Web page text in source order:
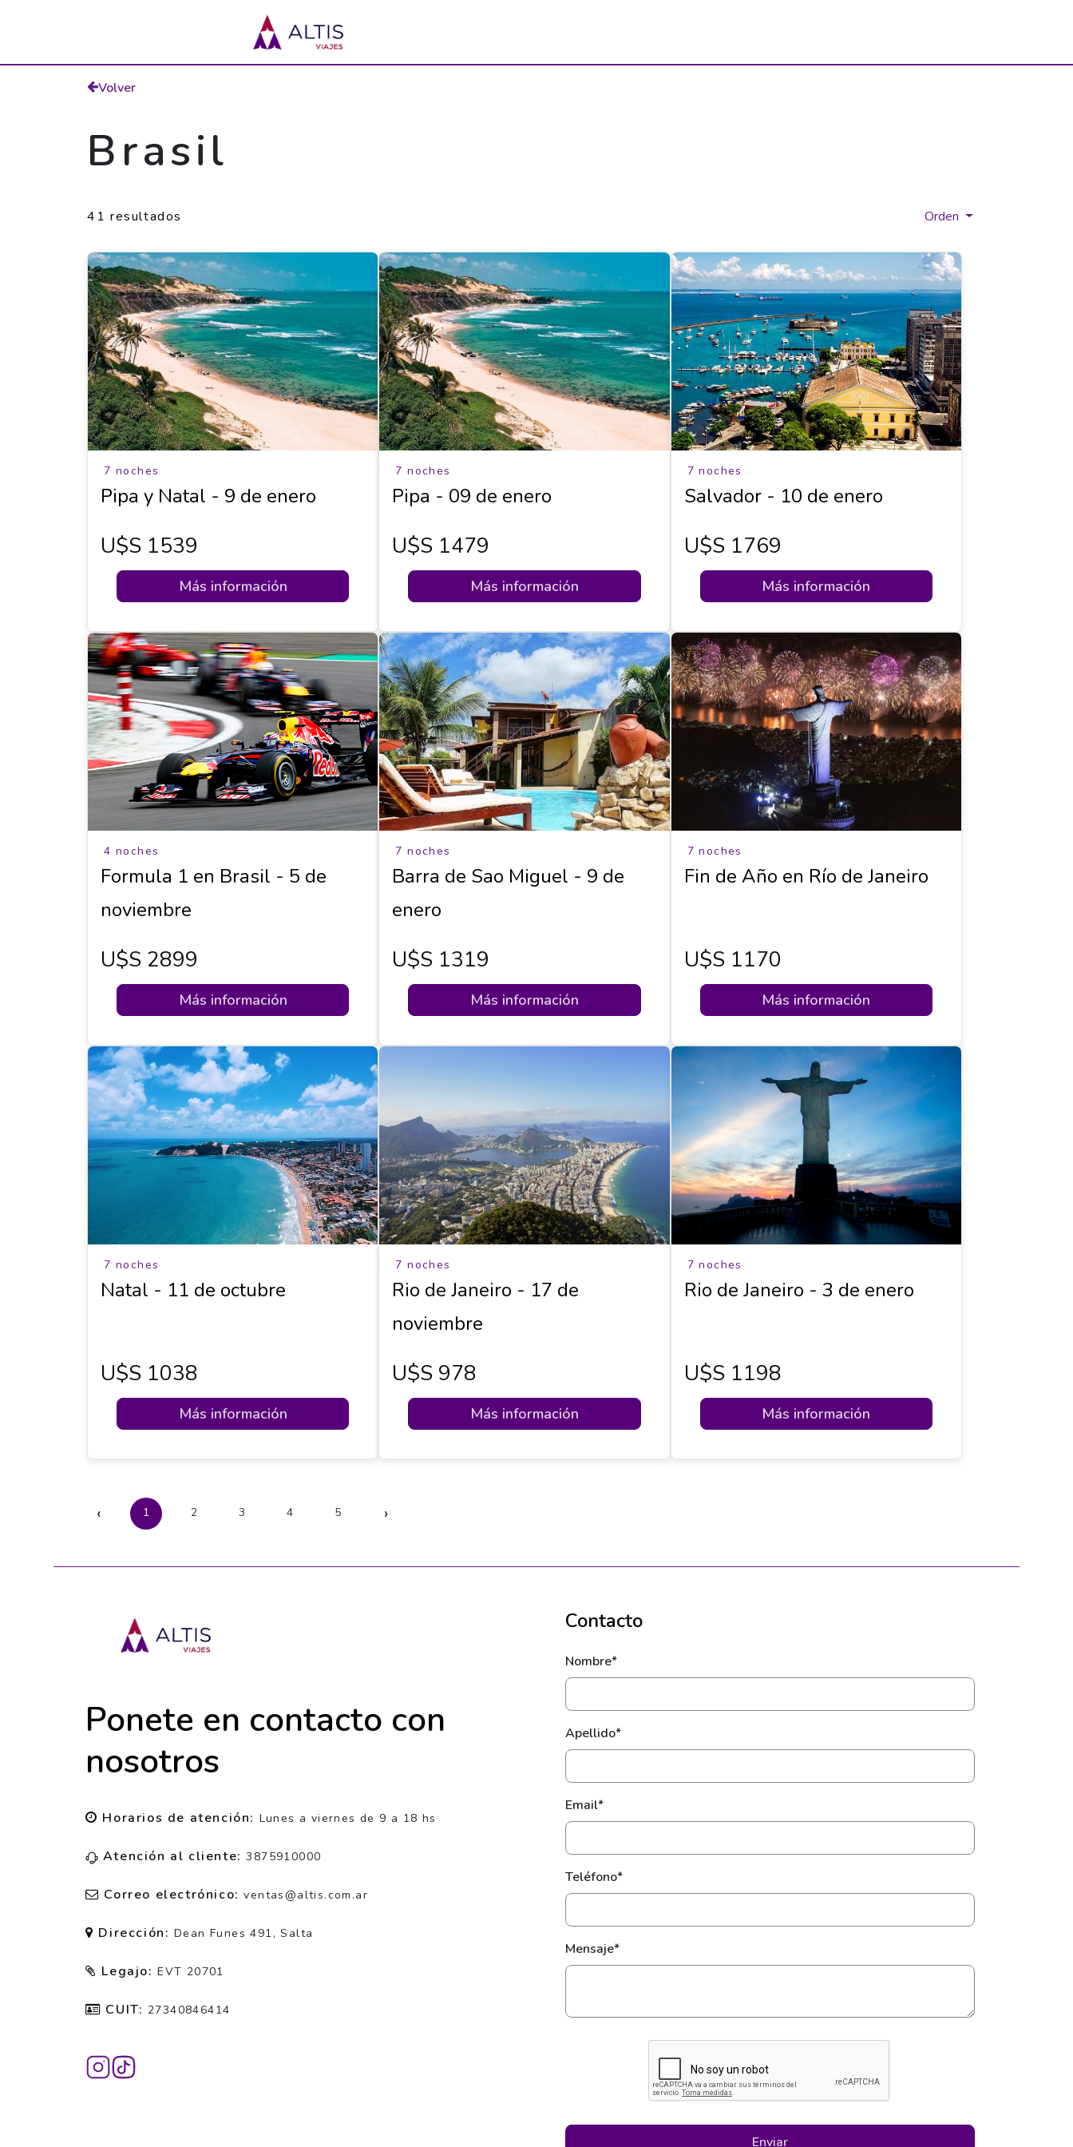
Volver
Brasil
41 resultados Orden
7 noches
Pipa y Natal - 9 de enero
U$s 1539
Más información
7 noches
Pipa - 09 de enero
U$s 1479
Más información
7 noches
Salvador - 10 de enero
U$s 1769
Más información
4 noches
Formula 1 en Brasil - 5 de
noviembre
U$s 2899
Más información
7 noches
Barra de Sao Miguel - 9 de
enero
U$s 1319
Más información
7 noches
Fin de Año en Río de Janeiro
U$s 1170
Más información
7 noches
Natal - 11 de octubre
U$s 1038
Más información
7 noches
Rio de Janeiro - 17 de
noviembre
U$s 978
Más información
7 noches
Rio de Janeiro - 3 de enero
U$s 1198
Más información
‹ 1 2 3 4 5 ›
Ponete en contacto con
nosotros
Horarios de atención: Lunes a viernes de 9 a 18 hs
Atención al cliente:3875910000
Correo electrónico:ventas@altis.com.ar
Dirección:Dean Funes 491, Salta
Legajo:EVT 20701
CUIT: 27340846414
Contacto
Nombre*
Apellido*
Email*
Teléfono*
Mensaje*
Enviar